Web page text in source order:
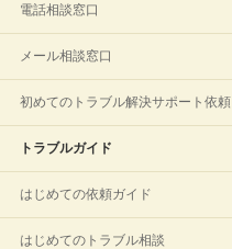
電話相談窓口
メール相談窓口
初めてのトラブル解決サポート依頼
トラブルガイド
はじめての依頼ガイド
はじめてのトラブル相談